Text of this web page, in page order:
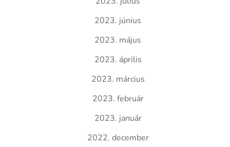
2023. június
2023. május
2023. április
2023. március
2023. február
2023. január
2022. december